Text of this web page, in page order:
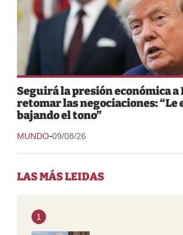
Seguirá la presión económica
retomar las negociaciones: “Le
bajando el tono”
MUNDO-09/08/26
LAS MÁS LEIDAS
1